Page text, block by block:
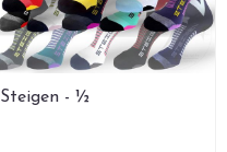
Steigen - ½